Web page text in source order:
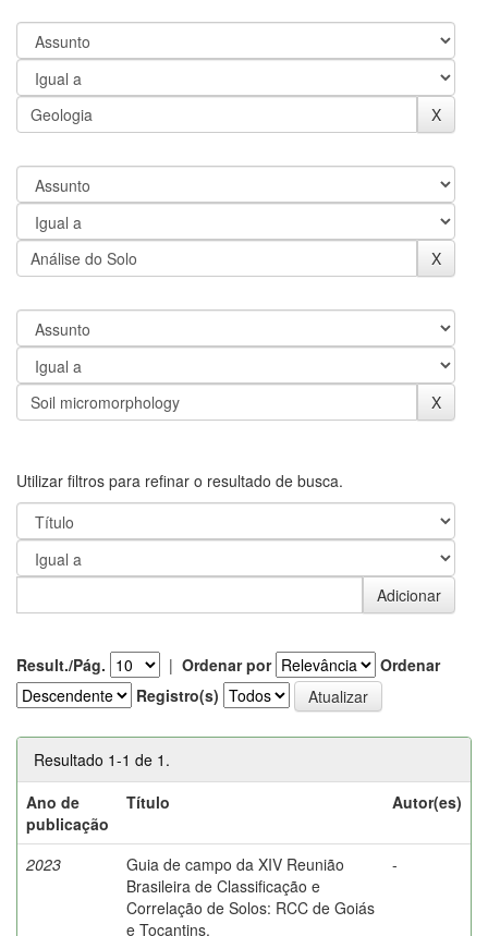
Utilizar filtros para refinar o resultado de busca.
Result./Pág. | Ordenar por
Ordenar
Registro(s)
Resultado 1-1 de 1.
Ano de
publicação
Título Autor(es)
2023
Guia de campo da XIV Reunião
Brasileira de Classificação e
Correlação de Solos: RCC de Goiás
e Tocantins.
-